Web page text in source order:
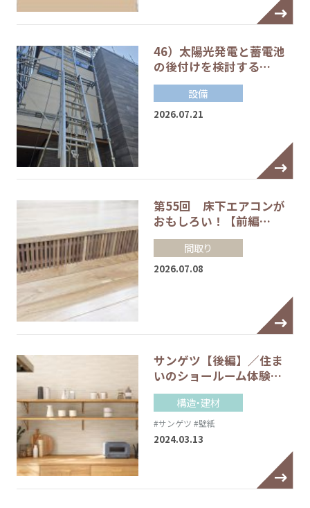
46）太陽光発電と蓄電池
の後付けを検討する…
設備
2026.07.21
第55回 床下エアコンが
おもしろい！【前編…
間取り
2026.07.08
サンゲツ【後編】／住ま
いのショールーム体験…
構造・建材
#サンゲツ #壁紙
2024.03.13